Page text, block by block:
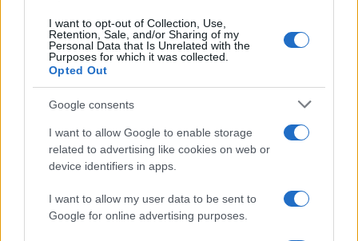
I want to opt-out of Collection, Use,
Retention, Sale, and/or Sharing of my
Personal Data that Is Unrelated with the
Purposes for which it was collected.
Opted Out
Google consents
I want to allow Google to enable storage
related to advertising like cookies on web or
device identifiers in apps.
I want to allow my user data to be sent to
Google for online advertising purposes.
Σχόλια
Φωτιά στον Κουβαρά
Αττικής – Μήνυμα του 112
για εκκένωση του Αγίου
Στυλιανού προς Καλύβια
Η Μαρία
απαντά για τις
αντιληφθεί το
ο Θανάσης Αυγερινός